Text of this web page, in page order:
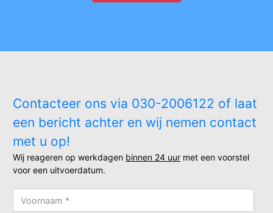
Contacteer ons via 030-2006122 of laat
een bericht achter en wij nemen contact
met u op!
Wij reageren op werkdagen binnen 24 uur met een voorstel
voor een uitvoerdatum.